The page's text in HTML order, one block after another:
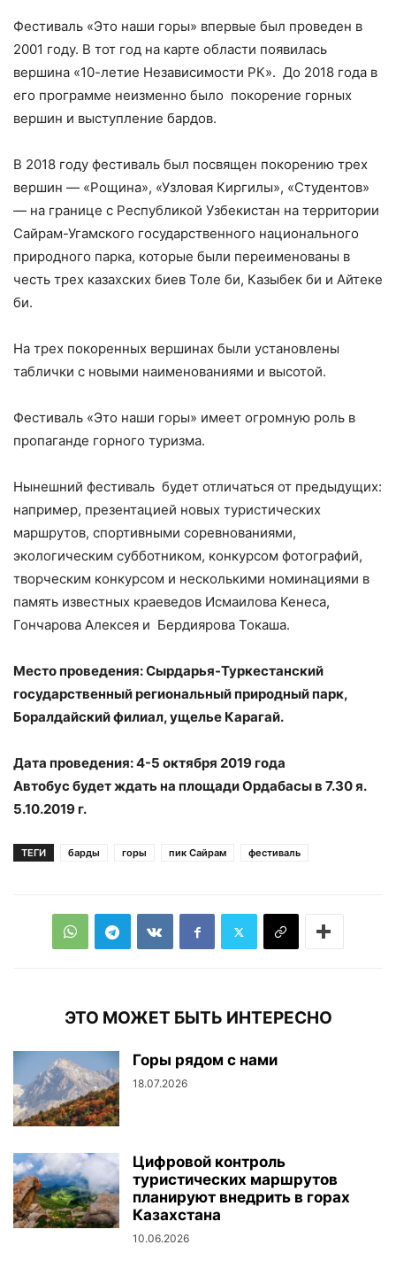
Фестиваль «Это наши горы» впервые был проведен в
2001 году. В тот год на карте области появилась
вершина «10-летие Независимости РК». До 2018 года в
его программе неизменно было покорение горных
вершин и выступление бардов.
В 2018 году фестиваль был посвящен покорению трех
вершин — «Рощина», «Узловая Киргилы», «Студентов»
— на границе с Республикой Узбекистан на территории
Сайрам-Угамского государственного национального
природного парка, которые были переименованы в
честь трех казахских биев Толе би, Казыбек би и Айтеке
би.
На трех покоренных вершинах были установлены
таблички с новыми наименованиями и высотой.
Фестиваль «Это наши горы» имеет огромную роль в
пропаганде горного туризма.
Нынешний фестиваль будет отличаться от предыдущих:
например, презентацией новых туристических
маршрутов, спортивными соревнованиями,
экологическим субботником, конкурсом фотографий,
творческим конкурсом и несколькими номинациями в
память известных краеведов Исмаилова Кенеса,
Гончарова Алексея и Бердиярова Токаша.
Место проведения: Сырдарья-Туркестанский
государственный региональный природный парк,
Боралдайский филиал, ущелье Карагай.
Дата проведения: 4-5 октября 2019 года
Автобус будет ждать на площади Ордабасы в 7.30 я.
5.10.2019 г.
ТЕГИ барды горы пик Сайрам фестиваль
ЭТО МОЖЕТ БЫТЬ ИНТЕРЕСНО
Горы рядом с нами
18.07.2026
Цифровой контроль
туристических маршрутов
планируют внедрить в горах
Казахстана
10.06.2026